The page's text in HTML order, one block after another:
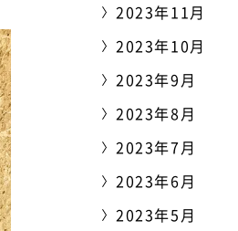
2023年11月
2023年10月
2023年9月
2023年8月
2023年7月
2023年6月
2023年5月